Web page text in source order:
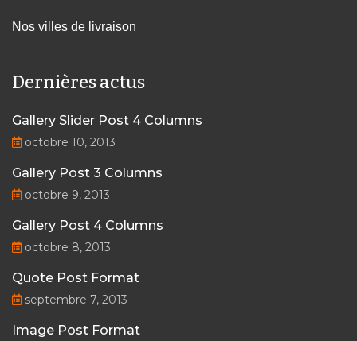
Nos villes de livraison
Dernières actus
Gallery Slider Post 4 Columns
octobre 10, 2013
Gallery Post 3 Columns
octobre 9, 2013
Gallery Post 4 Columns
octobre 8, 2013
Quote Post Format
septembre 7, 2013
Image Post Format